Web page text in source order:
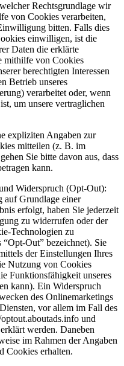
Rechtsgrundlage wir
von Cookies verarbeiten,
bitten. Falls dies
einwilligen, ist die
Daten die erklärte
mithilfe von Cookies
berechtigten Interessen
Betrieb unseres
verarbeitet oder, wenn
um unsere vertraglichen
expliziten Angaben zur
mitteilen (z. B. im
Sie bitte davon aus, dass
kann.
Widerspruch (Opt-Out):
auf Grundlage einer
erfolgt, haben Sie jederzeit
zu widerrufen oder der
Technologien zu
“Opt-Out” bezeichnet). Sie
der Einstellungen Ihres
Nutzung von Cookies
Funktionsfähigkeit unseres
kann). Ein Widerspruch
des Onlinemarketings
vor allem im Fall des
und
werden. Daneben
im Rahmen der Angaben
Cookies erhalten.